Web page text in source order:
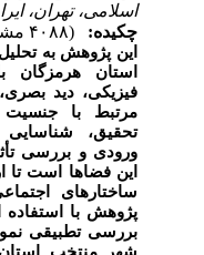
اسلامی، تهران،
چکیده:
(۴۰۸۸ مشاهده)
این پژوهش به
استان هرمزگان
فیزیکی، دید
مرتبط با
تحقیق،
ورودی و بررسی
این فضاها است تا
ساختارهای
پژوهش با
بررسی تطبیقی